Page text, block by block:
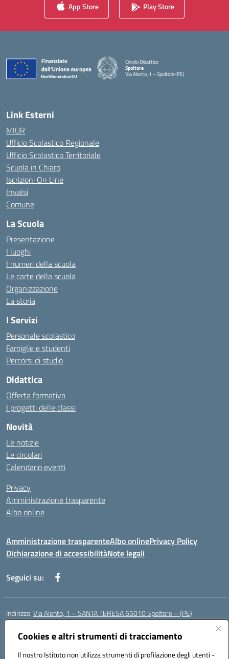
Cookies e altri strumenti di tracciamento
Il nostro Istituto non utilizza strumenti di profilazione degli utenti -
App Store Play Store
Circolo Didattico
Spoltore
Via Alento, 1 – Spoltore (PE)
— Visita la pagina iniziale della scuola
Link Esterni
MIUR
Ufficio Scolastico Regionale
Ufficio Scolastico Territoriale
Scuola in Chiaro
Iscrizioni On Line
Invalsi
Comune
La Scuola
Presentazione
I luoghi
I numeri della scuola
Le carte della scuola
Organizzazione
La storia
I Servizi
Personale scolastico
Famiglie e studenti
Percorsi di studio
Didattica
Offerta formativa
I progetti delle classi
Novità
Le notizie
Le circolari
Calendario eventi
Privacy
Amministrazione trasparente
Albo online
Amministrazione trasparenteAlbo onlinePrivacy Policy
Dichiarazione di accessibilitàNote legali
Seguici su:
Indirizzo:Via Alento, 1 – SANTA TERESA 65010 Spoltore – (PE)
Centralino:
Posta elettronica certificata (PEC):peee052003@pec.istruzione.it
Codice fiscale: 80006490686